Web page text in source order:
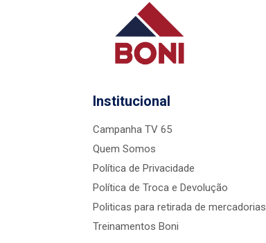
Institucional
Campanha TV 65
Quem Somos
Política de Privacidade
Política de Troca e Devolução
Politicas para retirada de mercadorias
Treinamentos Boni